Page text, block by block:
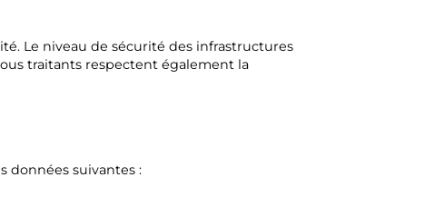
Le niveau de sécurité des infrastructures
traitants respectent également la
données suivantes :